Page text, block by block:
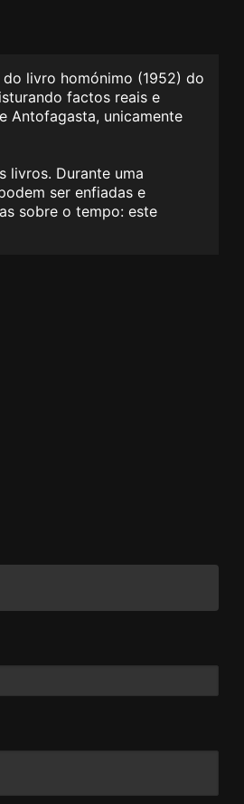
livro homónimo (1952) do
factos reais e
Antofagasta, unicamente
livros. Durante uma
ser enfiadas e
sobre o tempo: este